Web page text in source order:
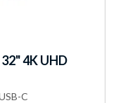
4K UHD
C